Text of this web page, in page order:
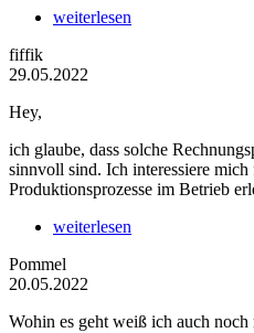
weiterlesen
fiffik
29.05.2022
Hey,
ich glaube, dass solche
sinnvoll sind. Ich interessiere mich
Produktionsprozesse im Betrieb
weiterlesen
Pommel
20.05.2022
Wohin es geht weiß ich auch